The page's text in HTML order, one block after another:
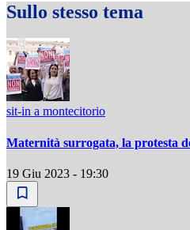
Sullo stesso tema
sit-in a montecitorio
Maternità surrogata, la protesta
19 Giu 2023 - 19:30